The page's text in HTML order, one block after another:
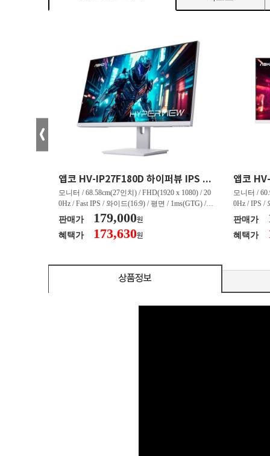
앱코 HV-IP27F180D 하이퍼뷰 IPS FHD 200 HDR 무결점
모니터 / 68.58cm(27인치) / FHD(1920 x 1080) / 20
0Hz / Fast IPS / 와이드(16:9) / 평면 / 1ms(GTG) / 3
50nit / 1,000:1 / 헤드폰 아웃 / LED 조명 / 틸트(상
하) / 6kg / [색상영역] / sRGB:128% / Adobe RGB:8
5% / DCI-P3:91% / NTSC:90% / [게임특화] / 조준
판매가 179,000원
혜택가 173,630원
모니터 /
0Hz / IPS /
50nit /
하) / 4.9kg
80% / DCI-
판매가
혜택가